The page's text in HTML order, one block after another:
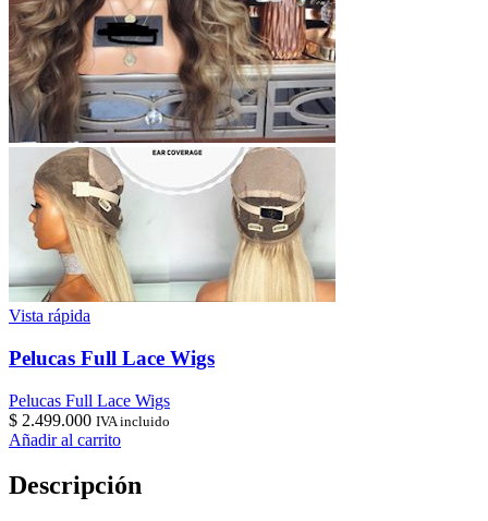
Vista rápida
Pelucas Full Lace Wigs
Pelucas Full Lace Wigs
$ 2.499.000 IVA incluido
Añadir al carrito
Descripción